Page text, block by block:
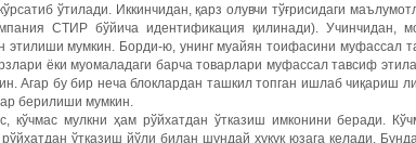
ўтилади. Иккинчидан, қарз олувчи тўғрисидаги
СТИР бўйича идентификация қилинади). Учинчидан,
этилиши мумкин. Борди-ю, унинг муайян тоифасини муфассал
ёки муомаладаги барча товарлари муфассал тавсиф
Агар бу бир неча блоклардан ташкил топган ишлаб чиқариш
берилиши мумкин.
кўчмас мулкни ҳам рўйхатдан ўтказиш имконини беради.
ўтказиш йўли билан шундай ҳуқуқ юзага келади.